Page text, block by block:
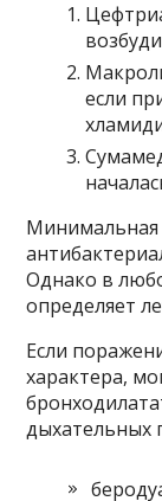
если
Минимальная
Однако в
определяет
Если
характера,
дыхательных